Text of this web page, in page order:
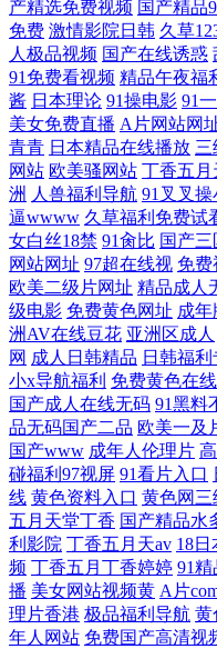
产精选免费视频 国产精品
免费 激情影院日韩 久草
人极品视频 国产在线诱惑
91免费看视频 精品午夜福
酱 日本理论 91操电影 91
美女免费直播 A片网站网
青青 日本精品在线播放 三
网站 欧美骚网站 丁香五月
洲 人兽福利导航 91叉叉操
逼wwww 久草福利免费试
女白丝18禁 91肏比 国产
网站网址 97超在线视 免费
欧美二级片网址 精品成人
级电影 免费黄色网址 成
洲AV在线豆花 亚洲区成人
网 成人日韩精品 日韩福利
小x导航福利 免费黄色在
国产成人在线无码 91黑料
品无码国产二品 欧美一及
国产www 成年人伦理片
碰福利97视屏 91看片入口
线 黄色资料入口 黄色网三
五月天堂丁香 国产精品水
利影院 丁香五月天av 18
频 丁香五月丁香婷婷 91精
播 美女网站视频黄 A片
理片香港 极品福利导航 黄
年人网站 免费国产高清视